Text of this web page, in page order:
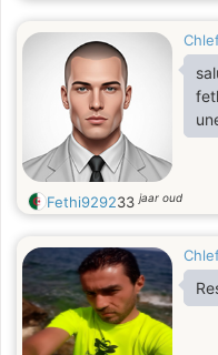
Fethi929233jaar oud